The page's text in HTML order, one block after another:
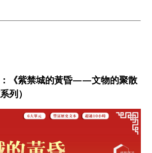
《紫禁城的黃昏——文物的聚散
列）